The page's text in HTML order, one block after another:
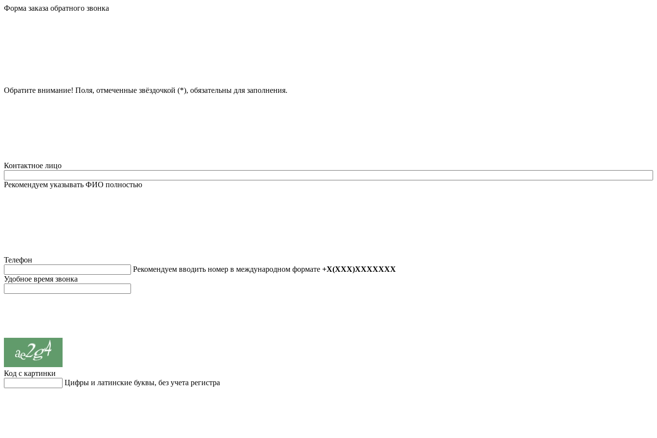
Форма заказа обратного звонка
Обратите внимание! Поля, отмеченные звёздочкой (*), обязательны для заполнения.
Контактное лицо
Рекомендуем указывать ФИО полностью
Телефон
Рекомендуем вводить номер в международном формате +X(XXX)XXXXXXX
Удобное время звонка
Код с картинки
Цифры и латинские буквы, без учета регистра